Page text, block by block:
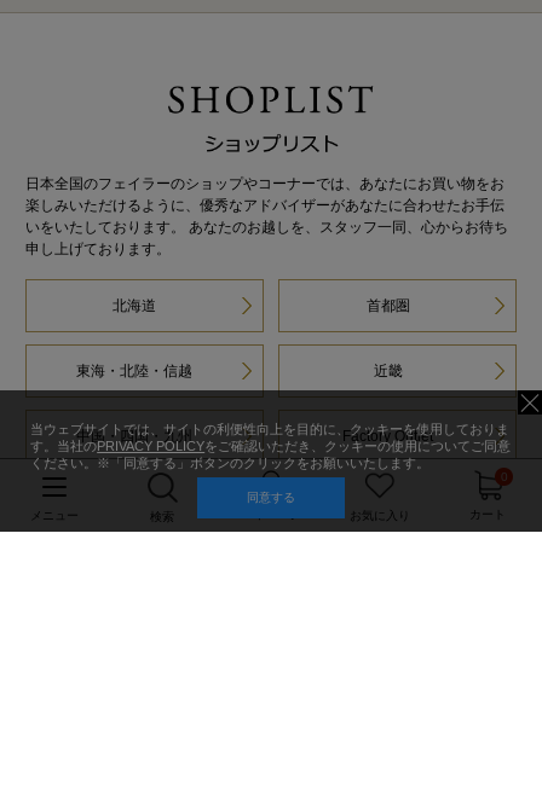
日本全国のフェイラーのショップやコーナーでは、あなたにお買い物をお
楽しみいただけるように、優秀なアドバイザーがあなたに合わせたお手伝
いをいたしております。 あなたのお越しを、スタッフ一同、心からお待ち
申し上げております。
北海道 首都圏
東海・北陸・信越 近畿
中国・四国・九州 Factory Outlet
メニュー 検索 お気に入り
0
カート
当ウェブサイトでは、サイトの利便性向上を目的に、クッキーを使用しておりま
す。当社のPRIVACY POLICYをご確認いただき、クッキーの使用についてご同意
ください。※「同意する」ボタンのクリックをお願いいたします。
同意する